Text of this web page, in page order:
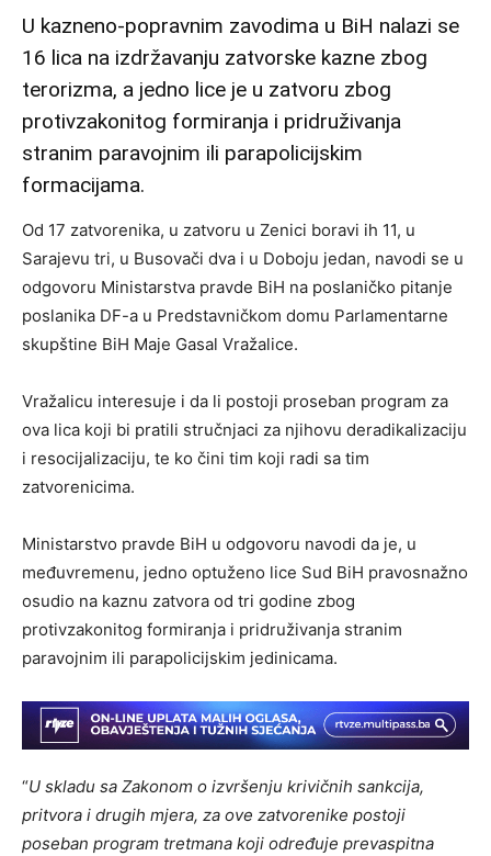
U kazneno-popravnim zavodima u BiH nalazi se
16 lica na izdržavanju zatvorske kazne zbog
terorizma, a jedno lice je u zatvoru zbog
protivzakonitog formiranja i pridruživanja
stranim paravojnim ili parapolicijskim
formacijama.
Od 17 zatvorenika, u zatvoru u Zenici boravi ih 11, u
Sarajevu tri, u Busovači dva i u Doboju jedan, navodi se u
odgovoru Ministarstva pravde BiH na poslaničko pitanje
poslanika DF-a u Predstavničkom domu Parlamentarne
skupštine BiH Maje Gasal Vražalice.
Vražalicu interesuje i da li postoji proseban program za
ova lica koji bi pratili stručnjaci za njihovu deradikalizaciju
i resocijalizaciju, te ko čini tim koji radi sa tim
zatvorenicima.
Ministarstvo pravde BiH u odgovoru navodi da je, u
međuvremenu, jedno optuženo lice Sud BiH pravosnažno
osudio na kaznu zatvora od tri godine zbog
protivzakonitog formiranja i pridruživanja stranim
paravojnim ili parapolicijskim jedinicama.
“U skladu sa Zakonom o izvršenju krivičnih sankcija,
pritvora i drugih mjera, za ove zatvorenike postoji
poseban program tretmana koji određuje prevaspitna